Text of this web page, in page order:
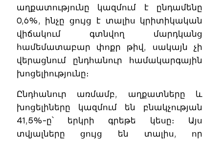
աղքատությունը կազմում է ընդամենը
0,6%, ինչը ցույց է տալիս կրիտիկական
վիճակում գտնվող մարդկանց
համեմատաբար փոքր թիվ, սակայն չի
վերացնում ընդհանուր համակարգային
խոցելիությունը։
Ընդհանուր առմամբ, աղքատները և
խոցելիները կազմում են բնակչության
41,5%-ը՝ երկրի գրեթե կեսը։ Այս
տվյալները ցույց են տալիս, որ